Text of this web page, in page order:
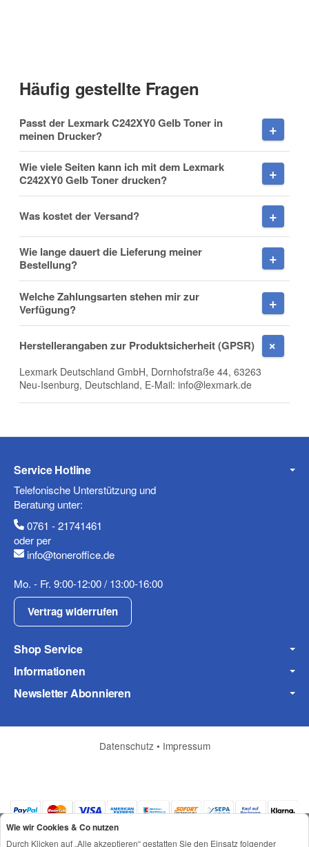
Nachname
Firma
Mobiltelefon
Frage zum Artikel
Ihre Frage
Häufig gestellte Fragen
Passt der Lexmark C242XY0 Gelb Toner in
meinen Drucker?
Wie viele Seiten kann ich mit dem Lexmark
C242XY0 Gelb Toner drucken?
Was kostet der Versand?
Wie lange dauert die Lieferung meiner
Bestellung?
Welche Zahlungsarten stehen mir zur
Verfügung?
Herstellerangaben zur Produktsicherheit (GPSR)
Lexmark Deutschland GmbH, Dornhofstraße 44, 63263
Neu-Isenburg, Deutschland, E-Mail: info@lexmark.de
Service Hotline
Telefonische Unterstützung und
Beratung unter:
0761 - 21741461
oder per
info@toneroffice.de
Mo. - Fr. 9:00-12:00 / 13:00-16:00
Vertrag widerrufen
Shop Service
Informationen
Newsletter Abonnieren
Datenschutz • Impressum
Wie wir Cookies & Co nutzen
Durch Klicken auf „Alle akzeptieren“ gestatten Sie den Einsatz folgender